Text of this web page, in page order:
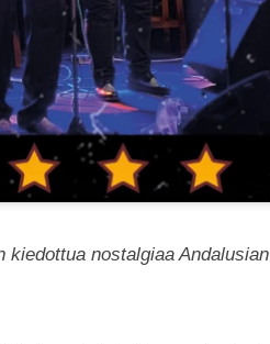
nostalgiaa Andalusian